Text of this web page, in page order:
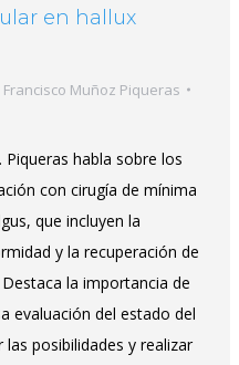
en hallux
Francisco Muñoz Piqueras
habla sobre los
con cirugía de mínima
que incluyen la
y la recuperación de
la importancia de
evaluación del estado del
posibilidades y realizar